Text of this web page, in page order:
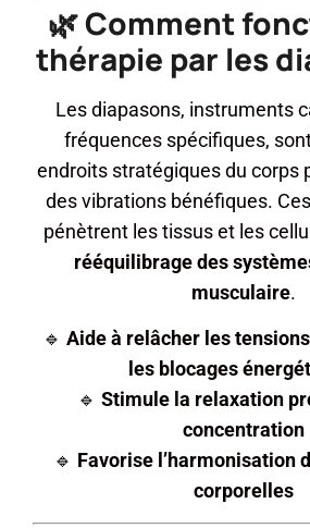
🌿 Comment
thérapie par les
Les diapasons, instruments
fréquences spécifiques,
endroits stratégiques du corps
des vibrations bénéfiques.
pénètrent les tissus et les
rééquilibrage des
musculaire.
🔹 Aide à relâcher les
les blocages
🔹 Stimule la relaxation
concentration
🔹 Favorise l’harmonisation
corporelles